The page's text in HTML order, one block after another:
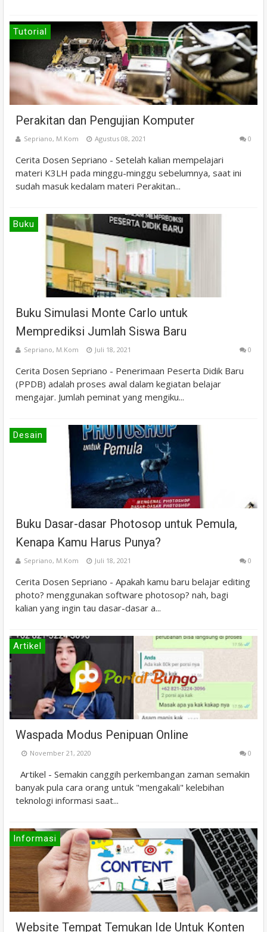
Tutorial
Perakitan dan Pengujian Komputer
Sepriano, M.Kom Agustus 08, 2021 0
Cerita Dosen Sepriano - Setelah kalian mempelajari
materi K3LH pada minggu-minggu sebelumnya, saat ini
sudah masuk kedalam materi Perakitan...
Buku
Buku Simulasi Monte Carlo untuk
Memprediksi Jumlah Siswa Baru
Sepriano, M.Kom Juli 18, 2021 0
Cerita Dosen Sepriano - Penerimaan Peserta Didik Baru
(PPDB) adalah proses awal dalam kegiatan belajar
mengajar. Jumlah peminat yang mengiku...
Desain
Buku Dasar-dasar Photosop untuk Pemula,
Kenapa Kamu Harus Punya?
Sepriano, M.Kom Juli 18, 2021 0
Cerita Dosen Sepriano - Apakah kamu baru belajar editing
photo? menggunakan software photosop? nah, bagi
kalian yang ingin tau dasar-dasar a...
Artikel
Waspada Modus Penipuan Online
November 21, 2020 0
Artikel - Semakin canggih perkembangan zaman semakin
banyak pula cara orang untuk "mengakali" kelebihan
teknologi informasi saat...
Informasi
Website Tempat Temukan Ide Untuk Konten